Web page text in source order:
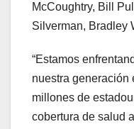
McCoughtry, Bill
Silverman, Bradley
“Estamos
nuestra generación
millones de
cobertura de salud